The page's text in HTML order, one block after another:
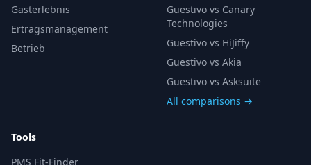
Gasterlebnis
Ertragsmanagement
Betrieb
Guestivo vs Canary
Technologies
Guestivo vs HiJiffy
Guestivo vs Akia
Guestivo vs Asksuite
All comparisons →
Tools
PMS Fit-Finder